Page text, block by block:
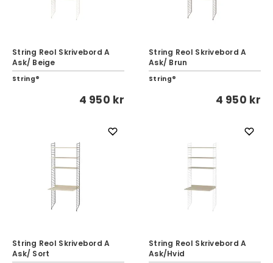
String Reol Skrivebord A
Ask/ Beige
String®
4 950 kr
String Reol Skrivebord A
Ask/ Brun
String®
4 950 kr
String Reol Skrivebord A
Ask/ Sort
String Reol Skrivebord A
Ask/Hvid